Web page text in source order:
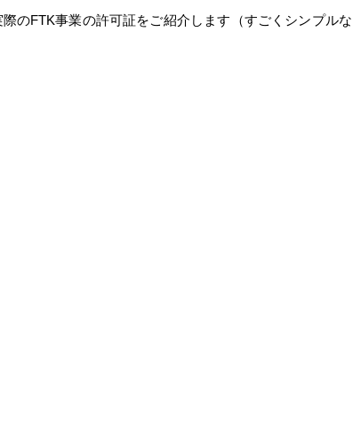
のFTK事業の許可証をご紹介します（すごくシンプルな